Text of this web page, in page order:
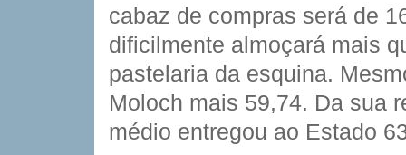
cabaz de compras será de
dificilmente almoçará mais
pastelaria da esquina.
Moloch mais 59,74. Da sua
médio entregou ao Estado